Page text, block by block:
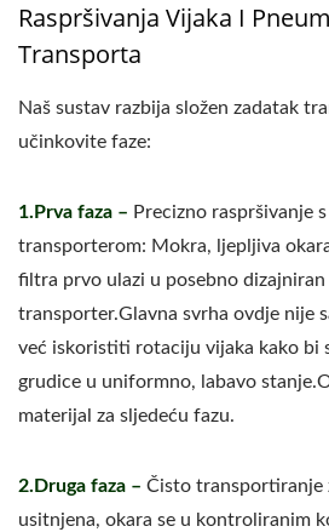
Raspršivanja Vijaka I
Transporta
Naš sustav razbija složen zadatak
učinkovite faze:
1.Prva faza – Precizno raspršivanje
transporterom: Mokra, ljepljiva
filtra prvo ulazi u posebno dizajniran
transporter.Glavna svrha ovdje nije
već iskoristiti rotaciju vijaka kako bi
grudice u uniformno, labavo
materijal za sljedeću fazu.
2.Druga faza – Čisto transportiranje
usitnjena, okara se u kontroliranim